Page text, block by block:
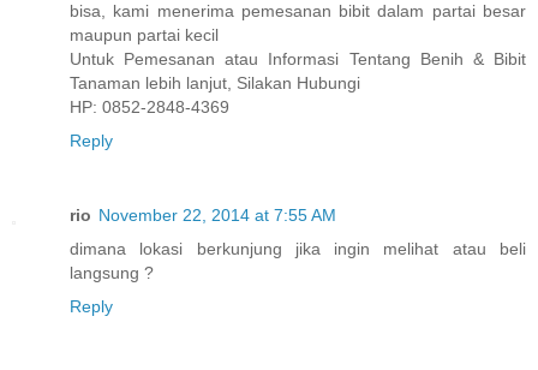
bisa, kami menerima pemesanan bibit dalam partai besar
maupun partai kecil
Untuk Pemesanan atau Informasi Tentang Benih & Bibit
Tanaman lebih lanjut, Silakan Hubungi
HP: 0852-2848-4369
Reply
rio November 22, 2014 at 7:55 AM
dimana lokasi berkunjung jika ingin melihat atau beli
langsung ?
Reply